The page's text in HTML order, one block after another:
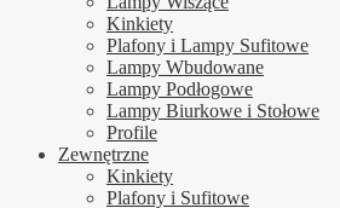
Kinkiety
Plafony i Lampy Sufitowe
Lampy Wbudowane
Lampy Podłogowe
Lampy Biurkowe i Stołowe
Profile
Zewnętrzne
Kinkiety
Plafony i Sufitowe